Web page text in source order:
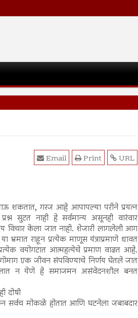
URL
Print
Email
शकतात, गरज आहे आपापल्या परीने प्रयत्न
सुटत नाही हे सर्वमान्य असूनही वारंवार
विचार केला जात नाही. शेजारी लागलेली आग
भ्रमात राहून प्रत्येक माणूस यंत्राप्रमाणे धावत
वयोगटात आत्महत्येचे प्रमाण वाढत आहे.
एक जीवन संपविण्याचे निर्णय घेतले जात
न येणे हे समाजमन असंवेदनशील बनत
दोषी
सर्वच मोकळे होतात आणि घटनेला जबाबदार